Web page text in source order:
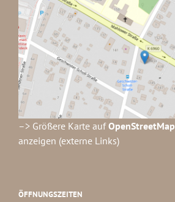
–> Größere Karte aufOpenStreetMap
anzeigen (externe Links)
ÖFFNUNGSZEITEN